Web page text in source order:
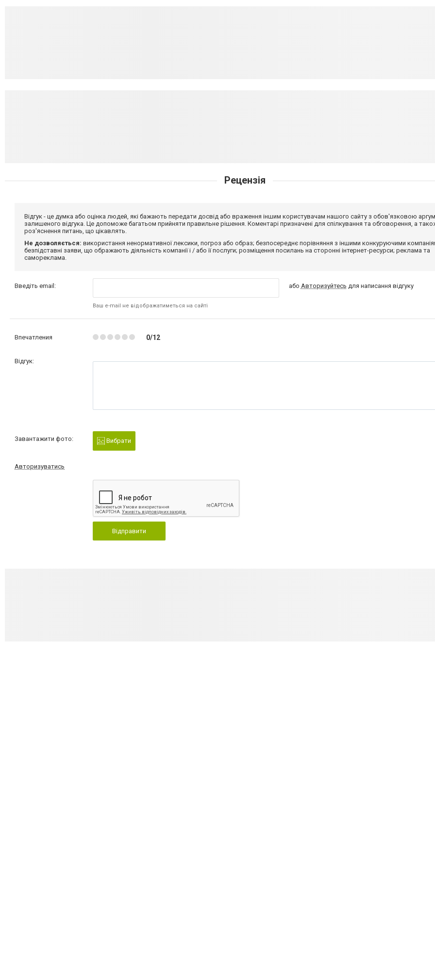
Рецензія
Відгук - це думка або оцінка людей, які бажають передати досвід або враження іншим користувачам нашого сайту з обов'язковою
залишеного відгука. Це допоможе багатьом прийняти правильне рішення. Коментарі призначені для спілкування та обговорення, а
роз'яснення питань, що цікавлять.
Не дозволяється: використання ненормативної лексики, погроз або образ; безпосереднє порівняння з іншими конкуруючими
безпідставні заяви, що ображають діяльність компанії і / або її послуги; розміщення посилань на сторонні інтернет-ресурси; реклама та
самореклама.
Введіть email:
Ваш e-mail не відображатиметься на сайті
або Авторизуйтесь для написання відгуку
Впечатления 0/12
Відгук:
Завантажити фото: Вибрати
Авторизуватись
Відправити